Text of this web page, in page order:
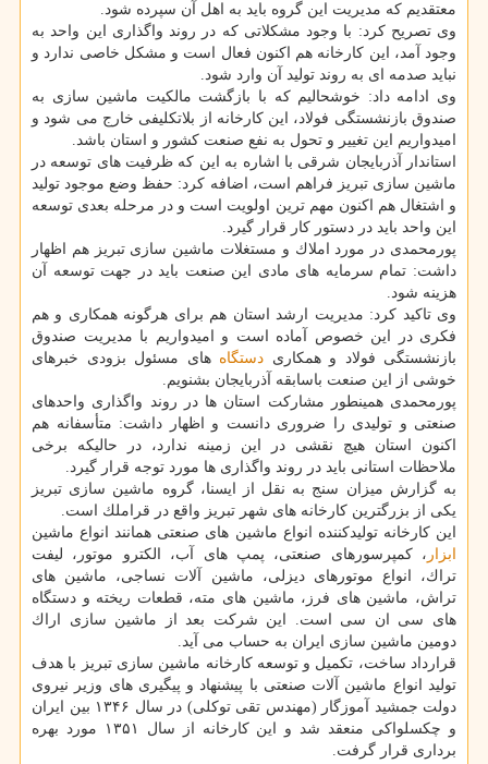
معتقدیم كه مدیریت این گروه باید به اهل آن سپرده شود.
وی تصریح كرد: با وجود مشكلاتی كه در روند واگذاری این واحد به
وجود آمد، این كارخانه هم اكنون فعال است و مشكل خاصی ندارد و
نباید صدمه ای به روند تولید آن وارد شود.
وی ادامه داد: خوشحالیم كه با بازگشت مالكیت ماشین سازی به
صندوق بازنشستگی فولاد، این كارخانه از بلاتكلیفی خارج می شود و
امیدواریم این تغییر و تحول به نفع صنعت كشور و استان باشد.
استاندار آذربایجان شرقی با اشاره به این كه ظرفیت های توسعه در
ماشین سازی تبریز فراهم است، اضافه كرد: حفظ وضع موجود تولید
و اشتغال هم اكنون مهم ترین اولویت است و در مرحله بعدی توسعه
این واحد باید در دستور كار قرار گیرد.
پورمحمدی در مورد املاك و مستغلات ماشین سازی تبریز هم اظهار
داشت: تمام سرمایه های مادی این صنعت باید در جهت توسعه آن
هزینه شود.
وی تاكید كرد: مدیریت ارشد استان هم برای هرگونه همكاری و هم
فكری در این خصوص آماده است و امیدواریم با مدیریت صندوق
بازنشستگی فولاد و همكاری دستگاه های مسئول بزودی خبرهای
خوشی از این صنعت باسابقه آذربایجان بشنویم.
پورمحمدی همینطور مشاركت استان ها در روند واگذاری واحدهای
صنعتی و تولیدی را ضروری دانست و اظهار داشت: متأسفانه هم
اكنون استان هیچ نقشی در این زمینه ندارد، در حالیكه برخی
ملاحظات استانی باید در روند واگذاری ها مورد توجه قرار گیرد.
به گزارش میزان سنج به نقل از ایسنا، گروه ماشین سازی تبریز
یكی از بزرگترین كارخانه های شهر تبریز واقع در قراملك است.
این كارخانه تولیدكننده انواع ماشین های صنعتی همانند انواع ماشین
ابزار ، كمپرسورهای صنعتی، پمپ های آب، الكترو موتور، لیفت
تراك، انواع موتورهای دیزلی، ماشین آلات نساجی، ماشین های
تراش، ماشین های فرز، ماشین های مته، قطعات ریخته و دستگاه
های سی ان سی است. این شركت بعد از ماشین سازی اراك
دومین ماشین سازی ایران به حساب می آید.
قرارداد ساخت، تكمیل و توسعه كارخانه ماشین سازی تبریز با هدف
تولید انواع ماشین آلات صنعتی با پیشنهاد و پیگیری های وزیر نیروی
دولت جمشید آموزگار (مهندس تقی توكلی) در سال ۱۳۴۶ بین ایران
و چكسلواكی منعقد شد و این كارخانه از سال ۱۳۵۱ مورد بهره
برداری قرار گرفت.